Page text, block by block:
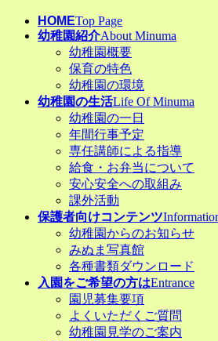
HOMETop Page
幼稚園紹介About Minuma
幼稚園概要
保育の特色
幼稚園の環境
幼稚園の生活Life Of Minuma
幼稚園の一日
年間行事予定
専任講師による指導
給食・お弁当について
安心安全への取組み
課外活動
保護者向けコンテンツ
幼稚園からのお知らせ
みぬま写真館
各種書類ダウンロード
入園をご希望の方はEntrance
園児募集要項
よくいただくご質問
幼稚園見学のご案内